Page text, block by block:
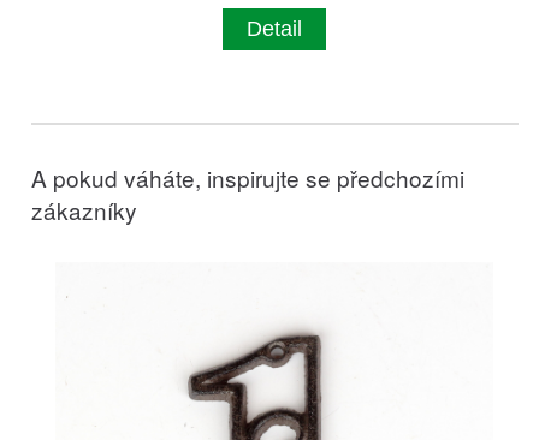
Detail
A pokud váháte, inspirujte se předchozími
zákazníky